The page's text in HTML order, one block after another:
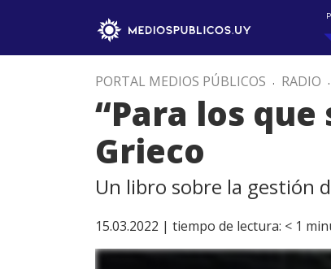
PORTAL MEDIOS PÚBLICOS . RADIO .
“Para los que
Grieco
Un libro sobre la gestión
15.03.2022 | tiempo de lectura: < 1